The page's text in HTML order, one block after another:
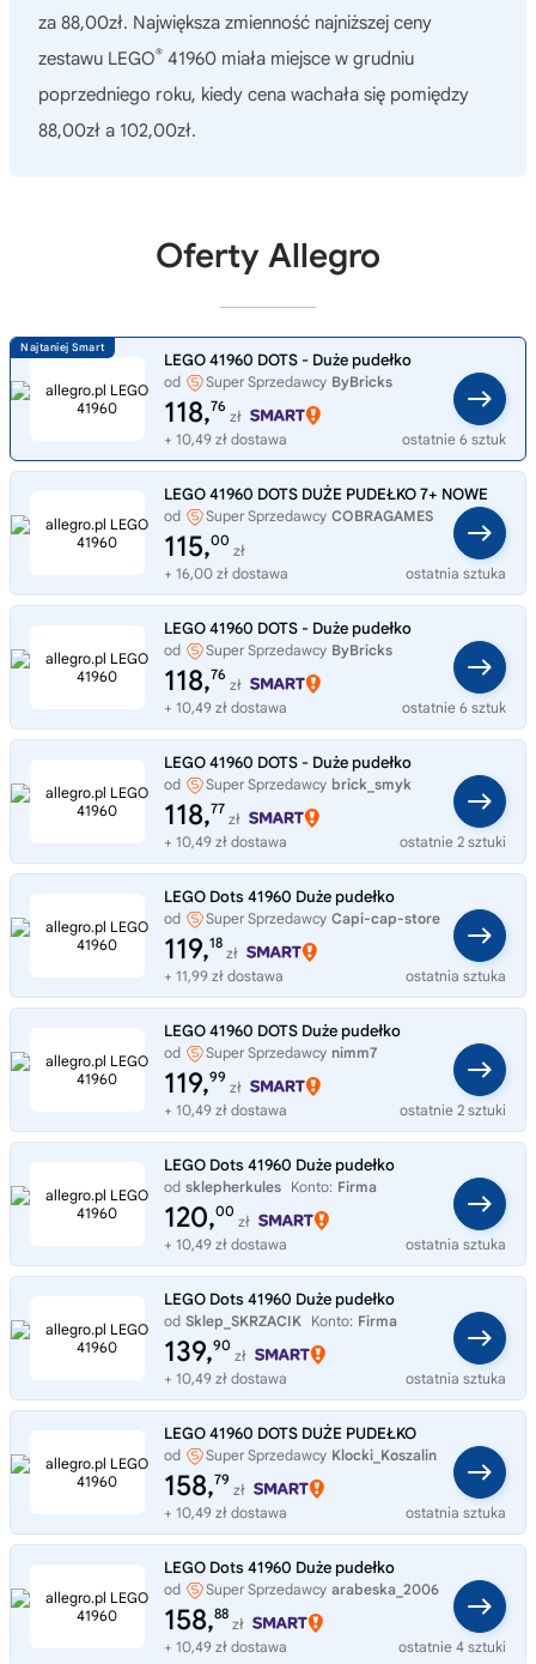
za 88,00zł. Największa zmienność najniższej ceny
zestawu LEGO® 41960 miała miejsce w grudniu
poprzedniego roku, kiedy cena wachała się pomiędzy
88,00zł a 102,00zł.
Oferty Allegro
LEGO 41960 DOTS - Duże pudełko
od Super Sprzedawcy ByBricks
118,76
zł
+ 10,49 zł dostawa
ostatnie 6 sztuk
LEGO 41960 DOTS DUŻE PUDEŁKO 7+ NOWE
od Super Sprzedawcy COBRAGAMES
115,00
zł
+ 16,00 zł dostawa
ostatnia sztuka
LEGO 41960 DOTS - Duże pudełko
od Super Sprzedawcy ByBricks
118,76
zł
+ 10,49 zł dostawa
ostatnie 6 sztuk
LEGO 41960 DOTS - Duże pudełko
od Super Sprzedawcy brick_smyk
118,77
zł
+ 10,49 zł dostawa
ostatnie 2 sztuki
LEGO Dots 41960 Duże pudełko
od Super Sprzedawcy Capi-cap-store
119,18
zł
+ 11,99 zł dostawa
ostatnia sztuka
LEGO 41960 DOTS Duże pudełko
od Super Sprzedawcy nimm7
119,99
zł
+ 10,49 zł dostawa
ostatnie 2 sztuki
LEGO Dots 41960 Duże pudełko
od sklepherkules Konto: Firma
120,00
zł
+ 10,49 zł dostawa
ostatnia sztuka
LEGO Dots 41960 Duże pudełko
od Sklep_SKRZACIK Konto: Firma
139,90
zł
+ 10,49 zł dostawa
ostatnia sztuka
LEGO 41960 DOTS DUŻE PUDEŁKO
od Super Sprzedawcy Klocki_Koszalin
158,79
zł
+ 10,49 zł dostawa
ostatnia sztuka
LEGO Dots 41960 Duże pudełko
od Super Sprzedawcy arabeska_2006
158,88
zł
+ 10,49 zł dostawa
ostatnie 4 sztuki